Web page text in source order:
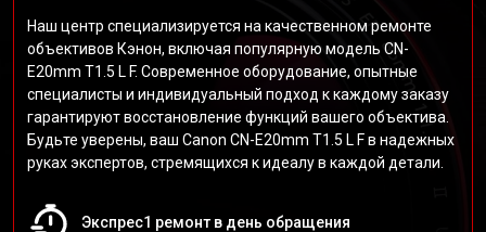
Наш центр специализируется на качественном ремонте
объективов Кэнон, включая популярную модель CN-
E20mm T1.5 L F. Современное оборудование, опытные
специалисты и индивидуальный подход к каждому заказу
гарантируют восстановление функций вашего объектива.
Будьте уверены, ваш Canon CN-E20mm T1.5 L F в надежных
руках экспертов, стремящихся к идеалу в каждой детали.
Экспрес1 ремонт в день обращения